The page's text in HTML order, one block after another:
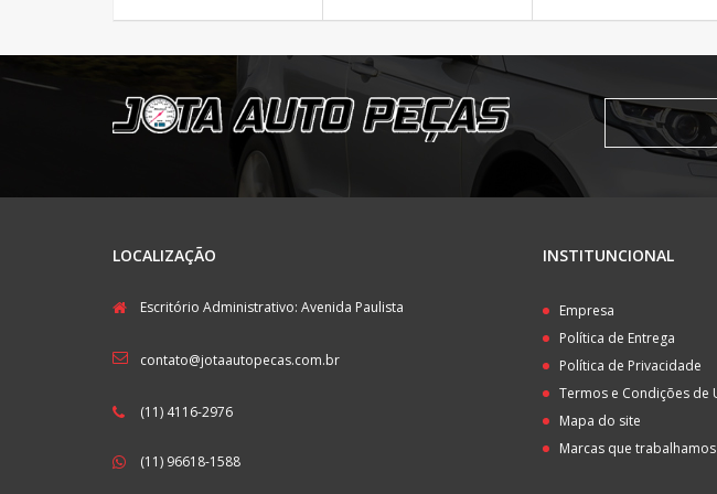
LOCALIZAÇÃO
Escritório Administrativo: Avenida Paulista
contato@jotaautopecas.com.br
(11) 4116-2976
(11) 96618-1588
INSTITUNCIONAL
Empresa
Política de Entrega
Política de Privacidade
Termos e Condições de
Mapa do site
Marcas que trabalhamos